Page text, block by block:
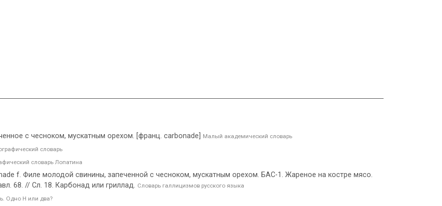
с чесноком, мускатным орехом. [франц. carbonade] Малый академический словарь
словарь
словарь Лопатина
f. Филе молодой свинины, запеченной с чесноком, мускатным орехом. БАС-1. Жареное на костре мясо.
68. // Сл. 18. Карбонад или гриллад. Словарь галлицизмов русского языка
Одно Н или два?